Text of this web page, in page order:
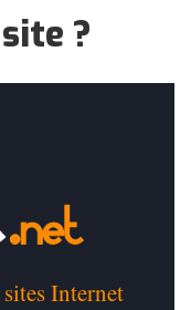
?
Internet